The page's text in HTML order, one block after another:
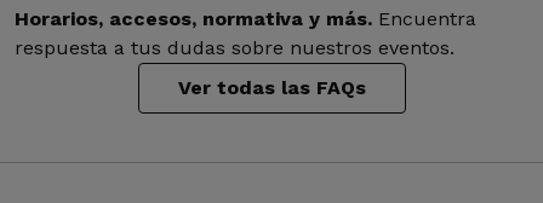
Horarios, accesos, normativa y más. Encuentra
respuesta a tus dudas sobre nuestros eventos.
Ver todas las FAQs